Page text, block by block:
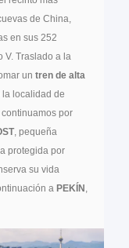
de China,
en sus 252
V. Traslado a la
un tren de alta
la localidad de
por
, pequeña
protegida por
su vida
a PEKÍN ,